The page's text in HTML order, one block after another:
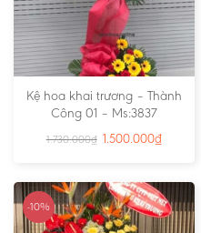
Kệ hoa khai trương – Thành
Công 01 – Ms:3837
1.730.000₫ 1.500.000₫
-10%